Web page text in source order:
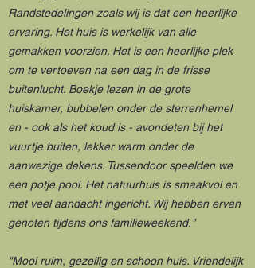
Randstedelingen zoals wij is dat een heerlijke
ervaring. Het huis is werkelijk van alle
gemakken voorzien. Het is een heerlijke plek
om te vertoeven na een dag in de frisse
buitenlucht. Boekje lezen in de grote
huiskamer, bubbelen onder de sterrenhemel
en - ook als het koud is - avondeten bij het
vuurtje buiten, lekker warm onder de
aanwezige dekens. Tussendoor speelden we
een potje pool. Het natuurhuis is smaakvol en
met veel aandacht ingericht. Wij hebben ervan
genoten tijdens ons familieweekend."
"Mooi ruim, gezellig en schoon huis. Vriendelijk